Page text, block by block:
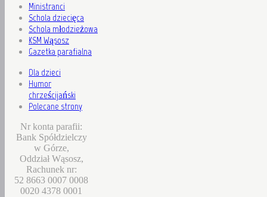
Ministranci
Schola dziecięca
Schola młodzieżowa
KSM Wąsosz
Gazetka parafialna
Dla dzieci
Humor
chrześcijański
Polecane strony
Nr konta parafii:
Bank Spółdzielczy
w Górze,
Oddział Wąsosz,
Rachunek nr:
52 8663 0007 0008
0020 4378 0001